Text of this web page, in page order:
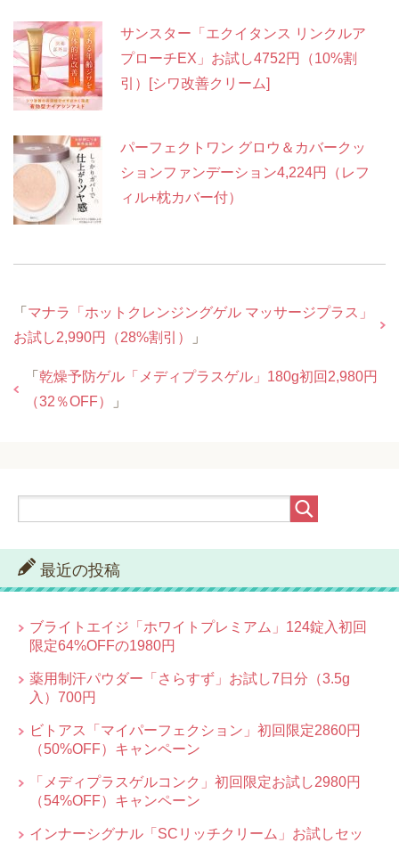
サンスター「エクイタンス リンクルア
プローチEX」お試し4752円（10%割
引）[シワ改善クリーム]
パーフェクトワン グロウ＆カバークッ
ションファンデーション4,224円（レフ
ィル+枕カバー付）
「 マナラ「ホットクレンジングゲル マッサージプラス」
お試し2,990円（28%割引）
」
「 乾燥予防ゲル「メディプラスゲル」180g初回2,980円
（32％OFF）
」
最近の投稿
ブライトエイジ「ホワイトプレミアム」124錠入初回
限定64%OFFの1980円
薬用制汗パウダー「さらすず」お試し7日分（3.5g
入）700円
ビトアス「マイパーフェクション」初回限定2860円
（50%OFF）キャンペーン
「メディプラスゲルコンク」初回限定お試し2980円
（54%OFF）キャンペーン
インナーシグナル「SCリッチクリーム」お試しセッ